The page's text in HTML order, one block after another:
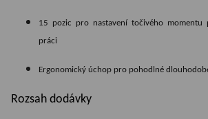
15 pozic pro nastavení točivého momentu
práci
Ergonomický úchop pro pohodlné
Rozsah dodávky